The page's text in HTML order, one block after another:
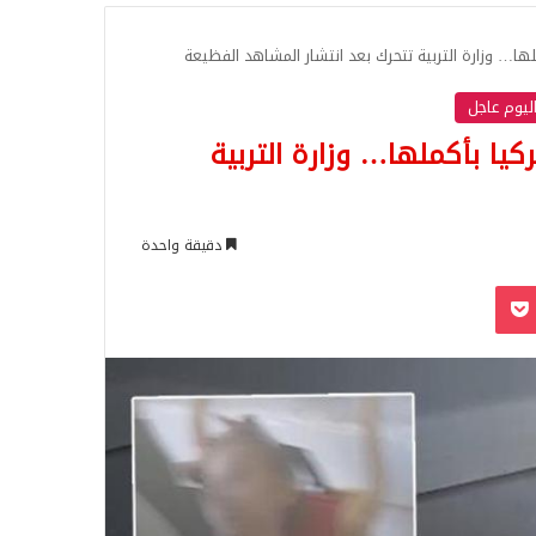
وزارة التربية تتحرك بعد انتشار المشاهد الفظيعة
عاجل
بأكملها… وزارة التربية
دقيقة واحدة
‫Pocket